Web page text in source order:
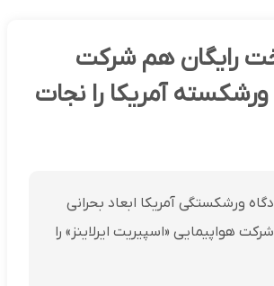
رایگان هم شرکت
آمریکا را نجات
ورشکستگی آمریکا ابعاد بحرانی
هواپیمایی «اسپیریت ایرلاینز» را